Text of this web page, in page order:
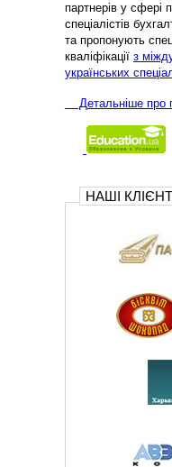
партнерів у сфері
спеціалістів
та пропонують
кваліфікації з
українських
Детальніше про
НАШІ